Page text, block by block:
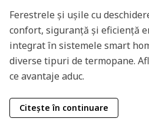
Ferestrele și ușile cu
confort, siguranță și eficiență
integrat în sistemele smart
diverse tipuri de termopane.
ce avantaje aduc.
Citește în continuare